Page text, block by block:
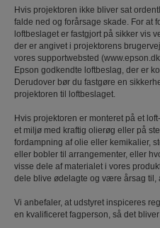
Hvis projektoren ikke bliver sat
falde ned og forårsage skade. For at
loftbeslaget er fastgjort på sikker vis
der er angivet i projektorens
vores supportwebsted
Epson godkendte loftbeslag, der er
Derudover bør du fastgøre en
projektoren til loftbeslaget.
Hvis projektoren er monteret på et
et miljø med kraftig olierøg eller på
fordampning af olie eller kemikalier,
eller bobler til arrangementer, eller
visse dele af materialet i vores
dele blive ødelagte og være årsag til,
Vi anbefaler, at udstyret inspiceres
en kvalificeret fagperson, så det